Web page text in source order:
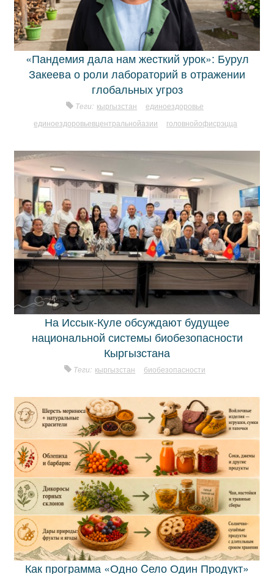
«Пандемия дала нам жесткий урок»: Бурул
Закеева о роли лабораторий в отражении
глобальных угроз
Теги: кыргызстан
единоездоровье
единоездоровьевцентральнойазии
головнойофисрэцца
На Иссык-Куле обсуждают будущее
национальной системы биобезопасности
Кыргызстана
Теги: кыргызстан биобезопасности
Как программа «Одно Cело Один Продукт»